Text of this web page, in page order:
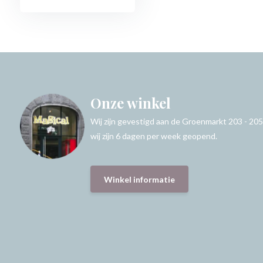
Onze winkel
Wij zijn gevestigd aan de Groenmarkt 203 -
wij zijn 6 dagen per week geopend.
Winkel informatie